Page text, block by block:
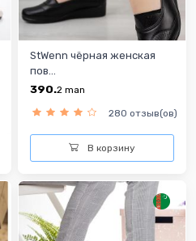
StWenn чёрная женская
пов...
390.2 man
280 отзыв(ов)
В корзину